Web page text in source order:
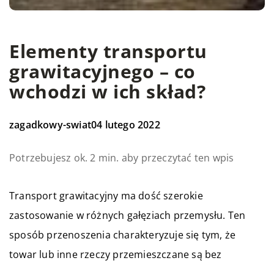
Elementy transportu
grawitacyjnego – co
wchodzi w ich skład?
zagadkowy-swiat04 lutego 2022
Potrzebujesz ok. 2 min. aby przeczytać ten wpis
Transport grawitacyjny ma dość szerokie
zastosowanie w różnych gałęziach przemysłu. Ten
sposób przenoszenia charakteryzuje się tym, że
towar lub inne rzeczy przemieszczane są bez